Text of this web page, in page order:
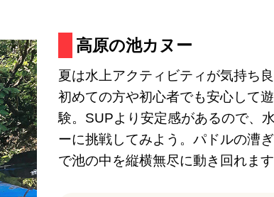
高原の池カヌー
夏は水上アクティビティが気持ち
初めての方や初心者でも安心して
験。SUPより安定感があるので、
ーに挑戦してみよう。パドルの漕
で池の中を縦横無尽に動き回れま